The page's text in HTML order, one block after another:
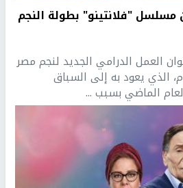
الحلقة الـ22 من مسلسل "فلانتينو" بطولة النجم
العمل الدرامي الجديد لنجم مصر
الذي يعود به إلى السباق
الماضي بسبب ...